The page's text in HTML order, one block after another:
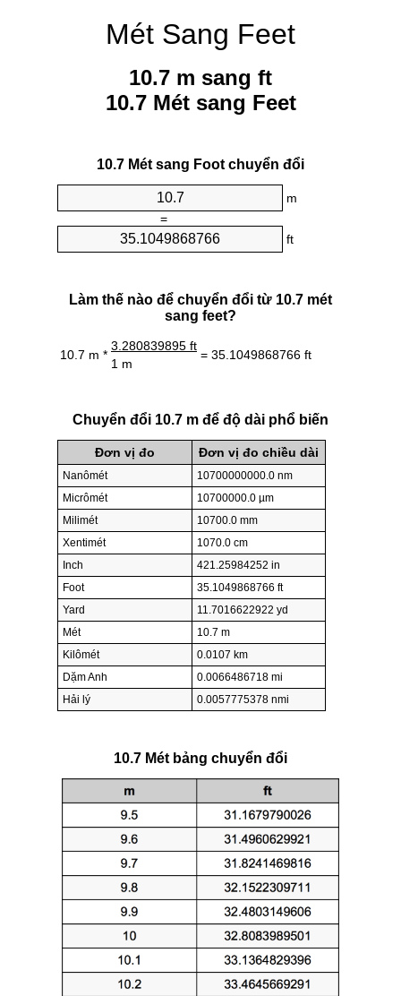
Mét Sang Feet
10.7 m sang ft
10.7 Mét sang Feet
10.7 Mét sang Foot chuyển đổi
m
=
ft
Làm thế nào để chuyển đổi từ 10.7 mét
sang feet?
10.7 m *
3.280839895 ft
= 35.1049868766 ft
1 m
Chuyển đổi 10.7 m để độ dài phổ biến
Đơn vị đo Đơn vị đo chiều dài
Nanômét
10700000000.0 nm
Micrômét
10700000.0 µm
Milimét
10700.0 mm
Xentimét
1070.0 cm
Inch
421.25984252 in
Foot
35.1049868766 ft
Yard
11.7016622922 yd
Mét
10.7 m
Kilômét
0.0107 km
Dặm Anh
0.0066486718 mi
Hải lý
0.0057775378 nmi
10.7 Mét bảng chuyển đổi